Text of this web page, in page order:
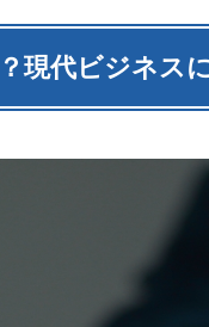
現代ビジネス